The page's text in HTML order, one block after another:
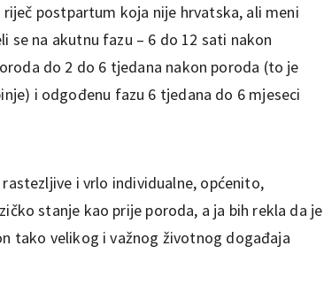
postpartum koja nije hrvatska, ali meni
se na akutnu fazu – 6 do 12 sati nakon
do 2 do 6 tjedana nakon poroda (to je
i odgođenu fazu 6 tjedana do 6 mjeseci
i vrlo individualne, općenito,
stanje kao prije poroda, a ja bih rekla da je
tako velikog i važnog životnog događaja